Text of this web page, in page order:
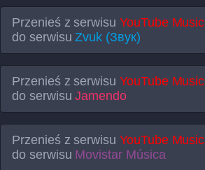
Przenieś z serwisu YouTube Music
do serwisuZvuk (Звук)
Przenieś z serwisu YouTube Music
do serwisuJamendo
Przenieś z serwisu YouTube Music
do serwisu Movistar Música